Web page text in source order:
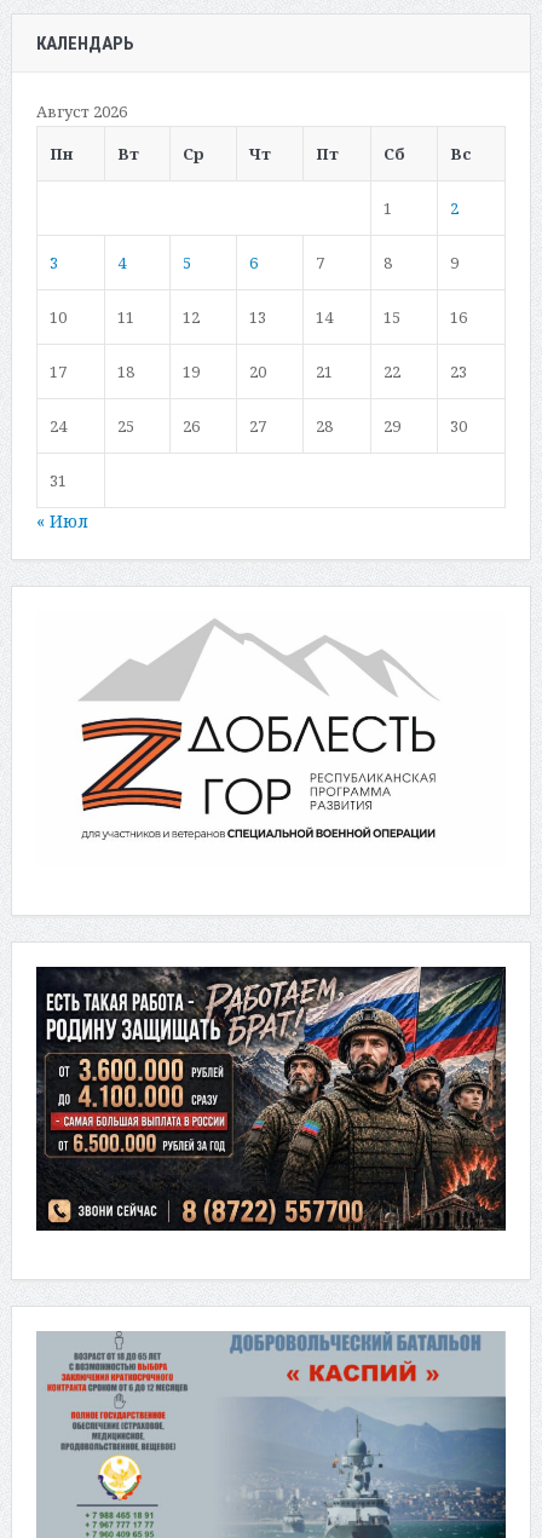
КАЛЕНДАРЬ
Август 2026
Пн
Вт Ср Чт Пт Сб Вс
1 2
3 4 5 6 7 8 9
10 11 12 13 14 15 16
17 18 19 20 21 22 23
24 25 26 27 28 29 30
31
« Июл